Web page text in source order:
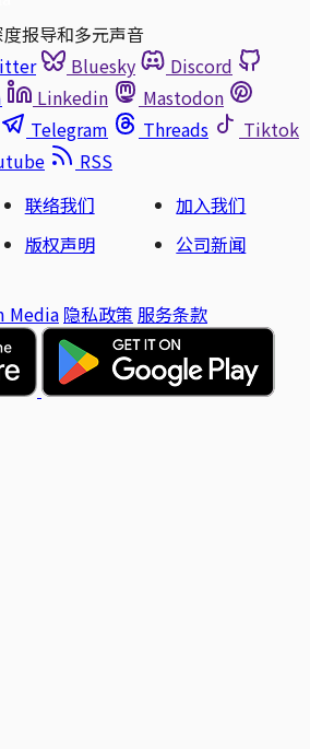
报导和多元声音
Bluesky
Discord
Linkedin
Mastodon
Telegram Threads
Tiktok
RSS
联络我们
加入我们
版权声明
公司新闻
Media 隐私政策 服务条款